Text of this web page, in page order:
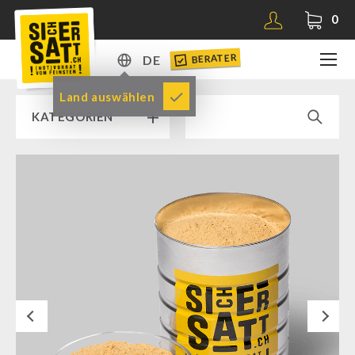
0
DE
DE
EN
Land auswählen
BERATER
KATEGORIEN
SICHERSATT PREMIUM NOTVORRAT
NR-72
Ergänzungs-Pakete
Next